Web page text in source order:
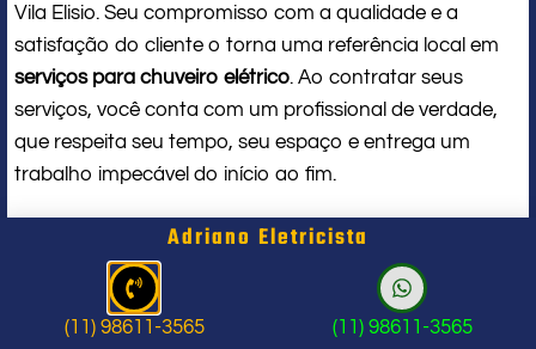
Vila Elisio. Seu compromisso com a qualidade e a
satisfação do cliente o torna uma referência local em
serviços para chuveiro elétrico. Ao contratar seus
serviços, você conta com um profissional de verdade,
que respeita seu tempo, seu espaço e entrega um
trabalho impecável do início ao fim.
Problema com chuveiro: sinais que
indicam a hora de chamar um
profissional
Adriano Eletricista
(11) 98611-3565 (11) 98611-3565